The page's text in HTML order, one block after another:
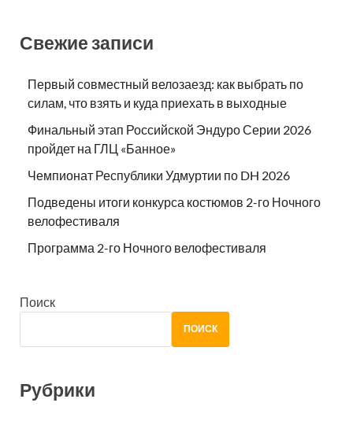
Свежие записи
Первый совместный велозаезд: как выбрать по
силам, что взять и куда приехать в выходные
Финальный этап Российской Эндуро Серии 2026
пройдет на ГЛЦ «Банное»
Чемпионат Республики Удмуртии по DH 2026
Подведены итоги конкурса костюмов 2-го Ночного
велофестиваля
Программа 2-го Ночного велофестиваля
Поиск
ПОИСК
Рубрики